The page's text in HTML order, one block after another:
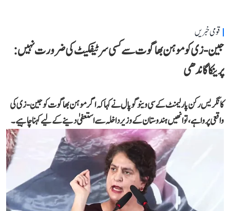
قومی خبریں
جین-زی کو موہن بھاگوت سے کسی سرٹیفکیٹ کی ضرورت نہیں:
پرینکا گاندھی
کانگریس رکن پارلیمنٹ کے سی وینوگوپال نے کہا کہ اگر موہن بھاگوت کو جین-زی کی
واقعی پروا ہے، تو انھیں ہندوستان کے وزیر داخلہ سے استعفیٰ دینے کے لیے کہنا چاہیے۔